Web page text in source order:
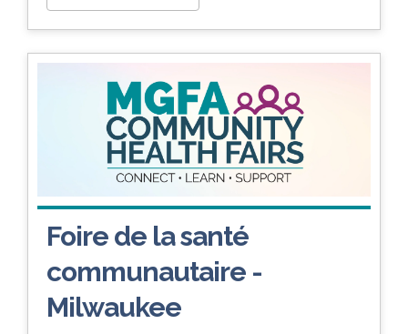
Foire de la santé
communautaire -
Milwaukee